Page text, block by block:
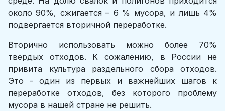
около 90%, сжигается – 6 % мусора, и лишь 4%
подвергается вторичной переработке.
Вторично использовать можно более 70%
твердых отходов. К сожалению, в России не
привита культура раздельного сбора отходов.
Это - один из первых и важнейших шагов к
переработке отходов, без которого проблему
мусора в нашей стране не решить.